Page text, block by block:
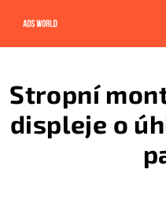
Stropní
displeje o